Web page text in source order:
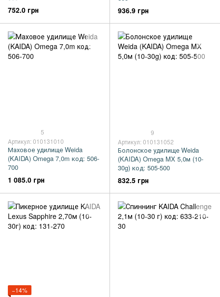
752.0 грн 936.9 грн
5
Артикул: 010131010
Маховое удилище Weida
(KAIDA) Omega 7,0m код: 506-
700
1 085.0 грн
9
Артикул: 010131052
Болонское удилище Weida
(KAIDA) Omega MX 5,0м (10-
30g) код: 505-500
832.5 грн
−14%